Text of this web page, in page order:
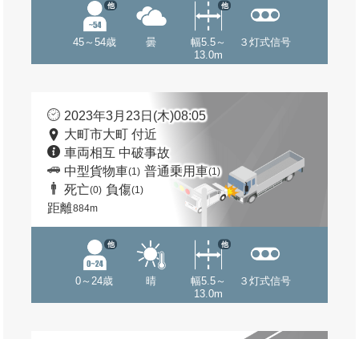
45～54歳
他
曇
幅5.5～
13.0m
他
３灯式信号
2023年3月23日(木)08:05
大町市大町 付近
車両相互 中破事故
中型貨物車(1) 普通乗用車(1)
死亡(0) 負傷(1)
距離884m
0～24歳
他
晴
幅5.5～
13.0m
他
３灯式信号